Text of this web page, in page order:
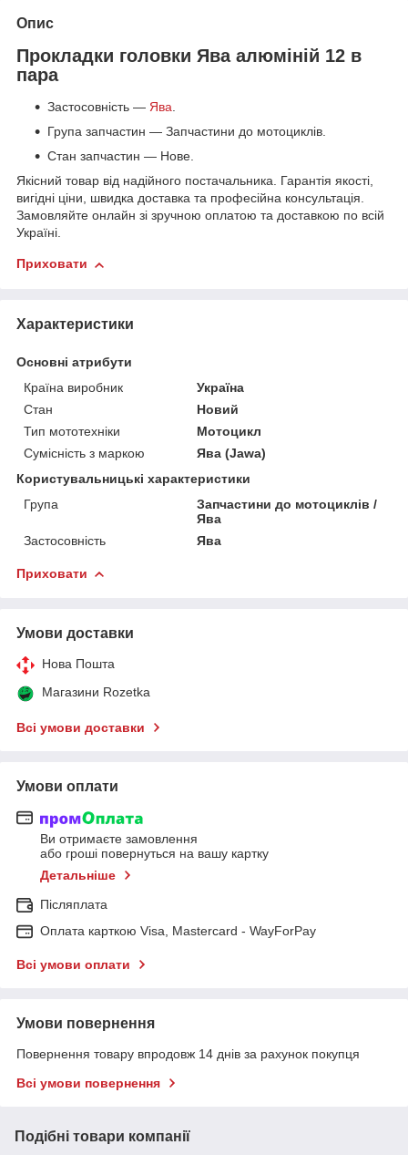
Опис
Прокладки головки Ява алюміній 12 в
пара
Застосовність — Ява.
Група запчастин — Запчастини до мотоциклів.
Стан запчастин — Нове.
Якісний товар від надійного постачальника. Гарантія якості,
вигідні ціни, швидка доставка та професійна консультація.
Замовляйте онлайн зі зручною оплатою та доставкою по всій
Україні.
Приховати
Характеристики
Основні атрибути
Країна виробник
Україна
Стан
Новий
Тип мототехніки
Мотоцикл
Сумісність з маркою
Ява (Jawa)
Користувальницькі характеристики
Група
Запчастини до мотоциклів /
Ява
Застосовність
Ява
Приховати
Умови доставки
Нова Пошта
Магазини Rozetka
Всі умови доставки
Умови оплати
Ви отримаєте замовлення
або гроші повернуться на вашу картку
Детальніше
Післяплата
Оплата карткою Visa, Mastercard - WayForPay
Всі умови оплати
Умови повернення
Повернення товару впродовж 14 днів за рахунок покупця
Всі умови повернення
Подібні товари компанії